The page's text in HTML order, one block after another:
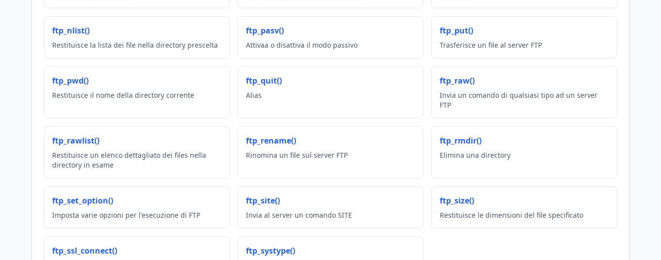
ftp_nlist()
Restituisce la lista dei file nella directory prescelta
ftp_pasv()
Attivaa o disattiva il modo passivo
ftp_put()
Trasferisce un file al server FTP
ftp_pwd()
Restituisce il nome della directory corrente
ftp_quit()
Alias
ftp_raw()
Invia un comando di qualsiasi tipo ad un server
FTP
ftp_rawlist()
Restituisce un elenco dettagliato dei files nella
directory in esame
ftp_rename()
Rinomina un file sul server FTP
ftp_rmdir()
Elimina una directory
ftp_set_option()
Imposta varie opzioni per l'esecuzione di FTP
ftp_site()
Invia al server un comando SITE
ftp_size()
Restituisce le dimensioni del file specificato
ftp_ssl_connect() ftp_systype()